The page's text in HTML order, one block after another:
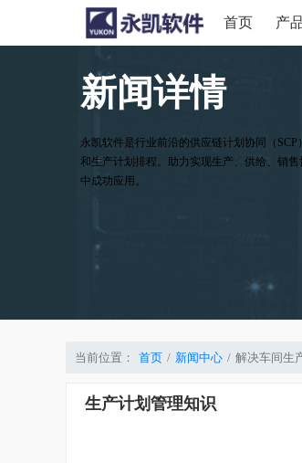
首页 产
新闻详情
永凯软件是行业前沿的供应链计划协同（
和生产计划排程。助力实现生产、供给、销
中成功应用。
当前位置： 首页 新闻中心 解决车间生
生产计划管理知识